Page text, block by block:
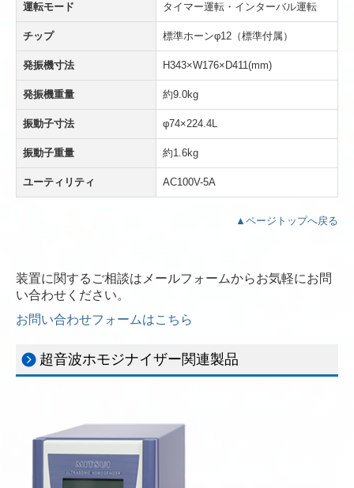
運転モード タイマー運転・インターバル運転
チップ 標準ホーンφ12（標準付属）
発振機寸法 H343×W176×D411(mm)
発振機重量 約9.0kg
振動子寸法 φ74×224.4L
振動子重量 約1.6kg
ユーティリティ AC100V-5A
▲ページトップへ戻る
装置に関するご相談はメールフォームからお気軽にお問
い合わせください。
お問い合わせフォームはこちら
超音波ホモジナイザー関連製品